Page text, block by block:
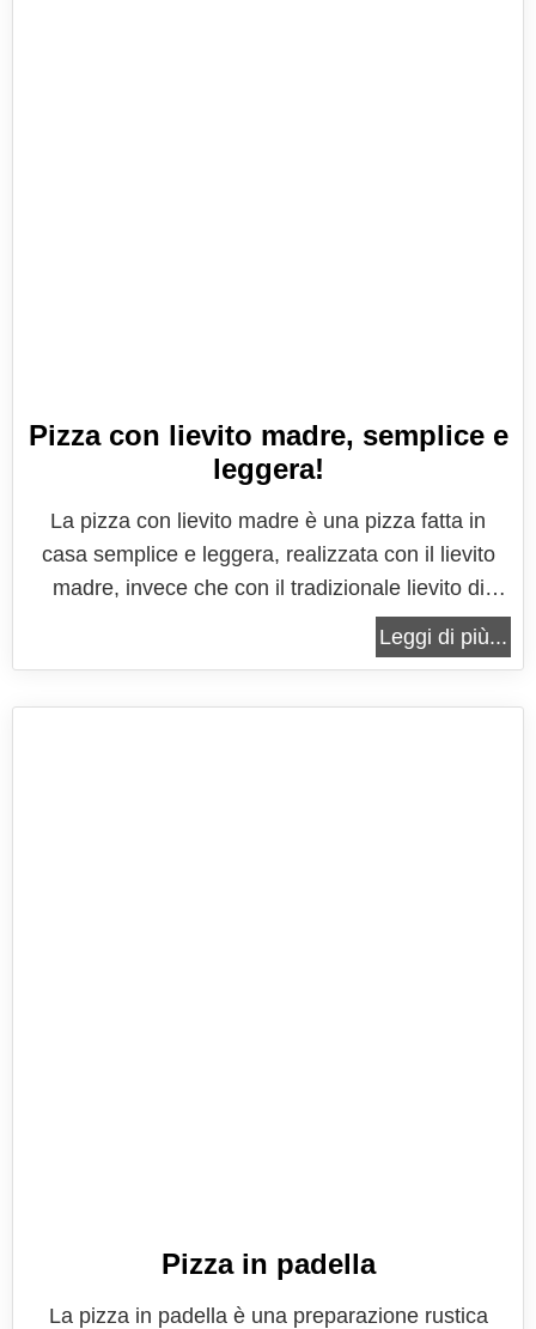
Pizza con lievito madre, semplice e
leggera!
La pizza con lievito madre è una pizza fatta in
casa semplice e leggera, realizzata con il lievito
madre, invece che con il tradizionale lievito di
birra. Questo lievito naturale conferisce all'impasto
una leggerezza ed una digeribilità indescrivibili,
Leggi di più...
Pizza in padella
La pizza in padella è una preparazione rustica